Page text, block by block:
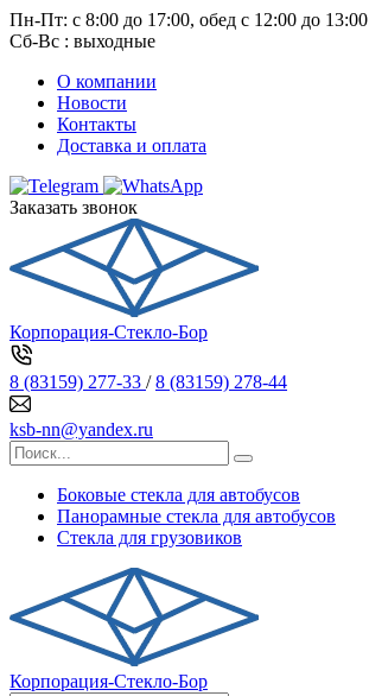
Пн-Пт: с 8:00 до 17:00, обед с 12:00 до 13:00
Сб-Вс : выходные
О компании
Новости
Контакты
Доставка и оплата
Заказать звонок
Корпорация-Стекло-Бор
8 (83159) 277-33 /8 (83159) 278-44
ksb-nn@yandex.ru
Боковые стекла для автобусов
Панорамные стекла для автобусов
Стекла для грузовиков
Корпорация-Стекло-Бор